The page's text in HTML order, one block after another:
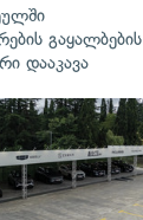
გაყალბების
დააკავა